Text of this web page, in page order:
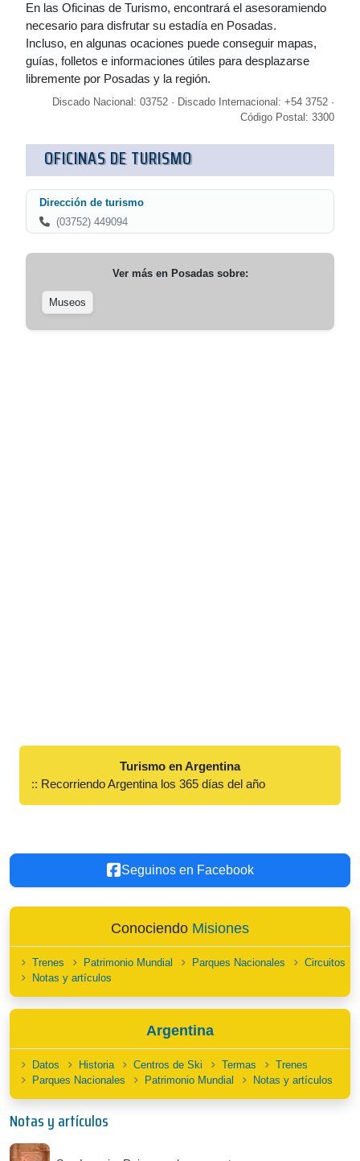
En las Oficinas de Turismo, encontrará el asesoramiendo
necesario para disfrutar su estadía en Posadas.
Incluso, en algunas ocaciones puede conseguir mapas,
guías, folletos e informaciones útiles para desplazarse
libremente por Posadas y la región.
Discado Nacional: 03752 · Discado Internacional: +54 3752 ·
Código Postal: 3300
OFICINAS DE TURISMO
Dirección de turismo
(03752) 449094
Ver más en Posadassobre:
Museos
Turismo en Argentina
:: Recorriendo Argentina los 365 días del año
Seguinos en Facebook
Conociendo Misiones
Trenes Patrimonio Mundial Parques Nacionales
Circuitos
Notas y artículos
Argentina
Datos Historia Centros de Ski Termas
Trenes
Parques Nacionales
Patrimonio Mundial Notas y artículos
Notas y artículos